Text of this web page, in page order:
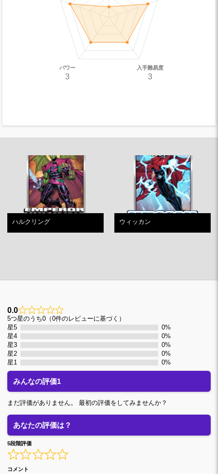
パワー
3
入手難易度
3
ハルクリング ウィッカン
0.0 0
5つ星のうち0（0件のレビューに基づく）
星5
0%
星4
0%
星3
0%
星2
0%
星1
0%
みんなの評価1
まだ評価がありません。 最初の評価をしてみませんか？
あなたの評価は？
5段階評価
コメント